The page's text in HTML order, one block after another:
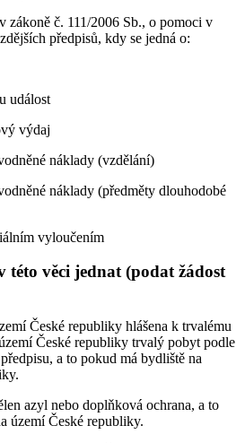
zákoně č. 111/2006 Sb., o pomoci v
předpisů, kdy se jedná o:
událost
výdaj
náklady (vzdělání)
náklady (předměty dlouhodobé
vyloučením
této věci jednat (podat žádost
České republiky hlášena k trvalému
České republiky trvalý pobyt podle
a to pokud má bydliště na
azyl nebo doplňková ochrana, a to
území České republiky.